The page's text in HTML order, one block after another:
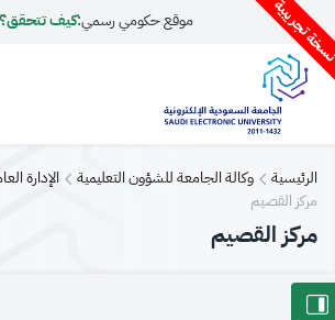
تجريبية موقع حكومي رسمي:كيف تتحقق؟
الرئيسية وكالة الجامعة للشؤون التعليمية
الإدارة
مركز القصيم
مركز القصيم